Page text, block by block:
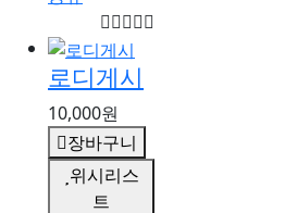
로디게시
10,000원
장바구니
위시리스
트